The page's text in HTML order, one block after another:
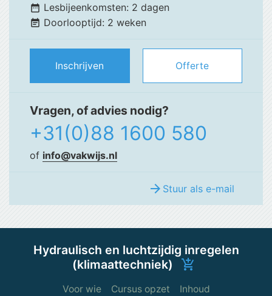
date_range Lesbijeenkomsten: 2 dagen
event_note Doorlooptijd: 2 weken
Inschrijven Offerte
Vragen, of advies nodig?
+31(0)88 1600 580
of info@vakwijs.nl
arrow_forward Stuur als e-mail
Hydraulisch en luchtzijdig inregelen
(klimaattechniek)
add_shopping_cart
Voor wie Cursus opzet
Inhoud